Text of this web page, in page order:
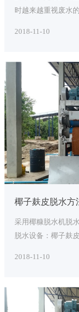
时越来越重视废水
2018-11-10
椰子麸皮脱水方
采用椰糠脱水机脱
脱水设备：椰子麸
2018-11-10